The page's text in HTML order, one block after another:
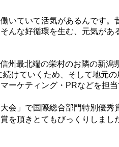
いていて活気があるんです。
んな好循環を生む、元気があ
州最北端の栄村のお隣の新潟
けていくため、そして地元の
ーケティング・PRなどを担
」で国際総合部門特別優秀
を頂きとてもびっくりしまし